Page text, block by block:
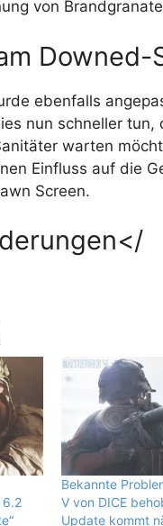
von
Downed-
ebenfalls
nun schneller
warten
Einfluss auf die
Screen.
6.2
Bekannte
V von DICE
Update kommt